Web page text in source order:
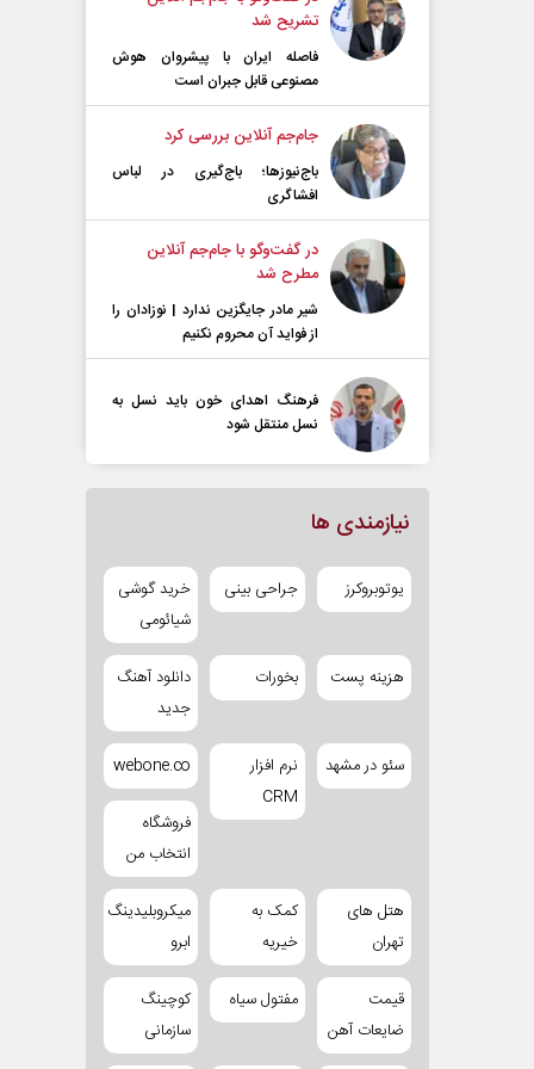
تشریح شد
فاصله ایران با پیشرو‌ان هوش
مصنوعی قابل جبران است
جام‌جم آنلاین بررسی کرد
باج‌نیوزها؛ باج‌گیری در لباس
افشاگری
در گفت‌و‌گو با جام‌جم آنلاین
مطرح شد
شیر مادر جایگزین ندارد | نوزادان را
از فواید آن محروم نکنیم
فرهنگ اهدای خون باید نسل به
نسل منتقل شود
نیازمندی ها
یوتوبروکرز جراحی بینی
خرید گوشی
شیائومی
هزینه پست بخورات
دانلود آهنگ
جدید
سئو در مشهد
نرم افزار
CRM
webone.co
فروشگاه
انتخاب من
هتل های
تهران
کمک به
خیریه
میکروبلیدینگ
ابرو
قیمت
ضایعات آهن
مفتول سیاه
کوچینگ
سازمانی